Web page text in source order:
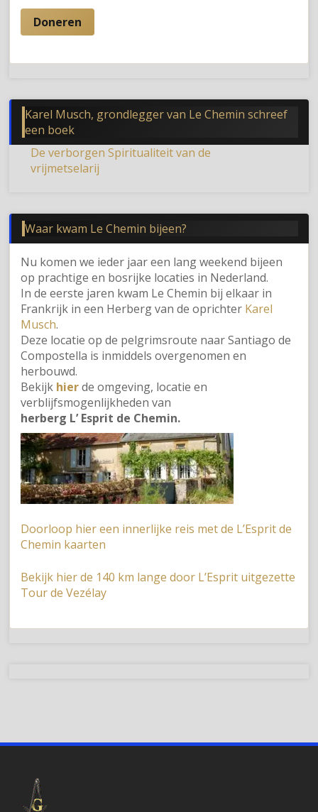
Doneren
Karel Musch, grondlegger van Le Chemin schreef
een boek
De verborgen Spiritualiteit van de
vrijmetselarij
Waar kwam Le Chemin bijeen?
Nu komen we ieder jaar een lang weekend bijeen
op prachtige en bosrijke locaties in Nederland.
In de eerste jaren kwam Le Chemin bij elkaar in
Frankrijk in een Herberg van de oprichter Karel
Musch.
Deze locatie op de pelgrimsroute naar Santiago de
Compostella is inmiddels overgenomen en
herbouwd.
Bekijk hierde omgeving, locatie en
verblijfsmogenlijkheden van
herberg L’ Esprit de Chemin.
Doorloop hier een innerlijke reis met de L’Esprit de
Chemin kaarten
Bekijk hier de 140 km lange door L’Esprit uitgezette
Tour de Vezélay